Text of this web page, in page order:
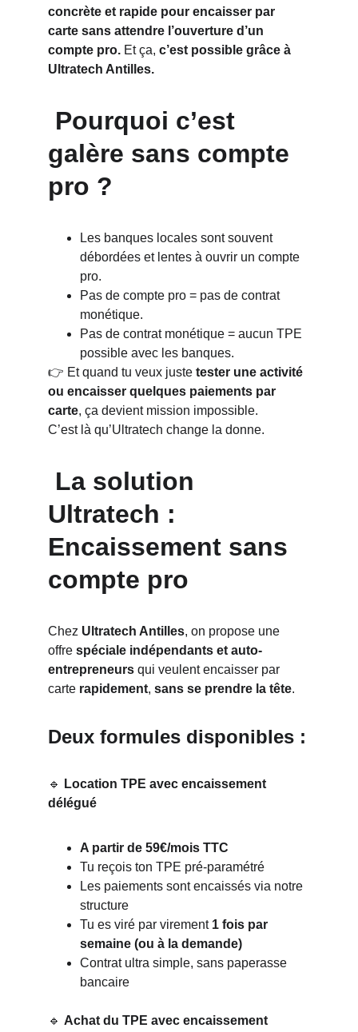
concrète et rapide pour encaisser par
carte sans attendre l’ouverture d’un
compte pro. Et ça, c’est possible grâce à
Ultratech Antilles.
galère sans compte
pro ?
Les banques locales sont souvent
débordées et lentes à ouvrir un compte
pro.
Pas de compte pro = pas de contrat
monétique.
Pas de contrat monétique = aucun TPE
possible avec les banques.
👉 Et quand tu veux juste tester une activité
ou encaisser quelques paiements par
carte, ça devient mission impossible.
C’est là qu’Ultratech change la donne.
Ultratech :
Encaissement sans
compte pro
Chez Ultratech Antilles, on propose une
offre spéciale indépendants et auto-
entrepreneurs qui veulent encaisser par
carte rapidement, sans se prendre la tête.
Deux formules disponibles :
🔹
Location TPE avec encaissement
délégué
A partir de 59€/mois TTC
Tu reçois ton TPE pré-paramétré
Les paiements sont encaissés via notre
structure
Tu es viré par virement 1 fois par
semaine (ou à la demande)
Contrat ultra simple, sans paperasse
bancaire
🔹 Achat du TPE avec encaissement